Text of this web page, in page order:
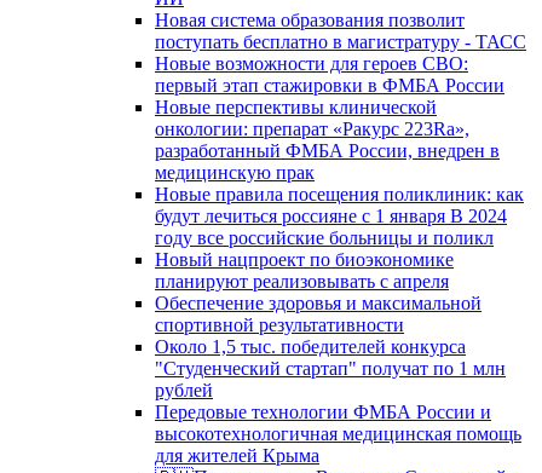
Новая система образования позволит
поступать бесплатно в магистратуру - ТАСС
Новые возможности для героев СВО:
первый этап стажировки в ФМБА России
Новые перспективы клинической
онкологии: препарат «Ракурс 223Ra»,
разработанный ФМБА России, внедрен в
медицинскую прак
Новые правила посещения поликлиник: как
будут лечиться россияне с 1 января В 2024
году все российские больницы и поликл
Новый нацпроект по биоэкономике
планируют реализовывать с апреля
Обеспечение здоровья и максимальной
спортивной результативности
Около 1,5 тыс. победителей конкурса
"Студенческий стартап" получат по 1 млн
рублей
Передовые технологии ФМБА России и
высокотехнологичная медицинская помощь
для жителей Крыма